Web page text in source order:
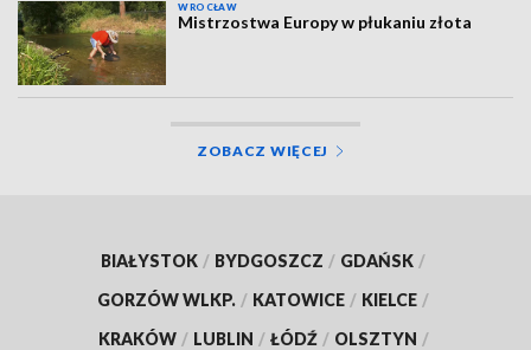
WROCŁAW
Mistrzostwa Europy w płukaniu złota
ZOBACZ WIĘCEJ
BIAŁYSTOK / BYDGOSZCZ / GDAŃSK /
GORZÓW WLKP. / KATOWICE / KIELCE /
KRAKÓW / LUBLIN / ŁÓDŹ / OLSZTYN /